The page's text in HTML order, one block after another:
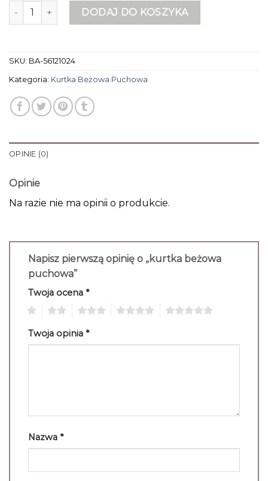
ilość kurtka beżowa puchowaDODAJ DO KOSZYKA
SKU: BA-56121024
Kategoria: Kurtka Beżowa Puchowa
OPINIE (0)
Opinie
Na razie nie ma opinii o produkcie.
Napisz pierwszą opinię o „kurtka beżowa
puchowa”
Twoja ocena *
Twoja opinia *
Nazwa *